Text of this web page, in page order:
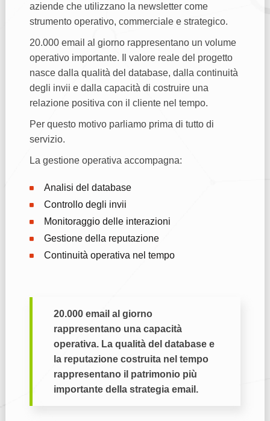
aziende che utilizzano la newsletter come
strumento operativo, commerciale e strategico.
20.000 email al giorno rappresentano un volume
operativo importante. Il valore reale del progetto
nasce dalla qualità del database, dalla continuità
degli invii e dalla capacità di costruire una
relazione positiva con il cliente nel tempo.
Per questo motivo parliamo prima di tutto di
servizio.
La gestione operativa accompagna:
Analisi del database
Controllo degli invii
Monitoraggio delle interazioni
Gestione della reputazione
Continuità operativa nel tempo
20.000 email al giorno
rappresentano una capacità
operativa. La qualità del database e
la reputazione costruita nel tempo
rappresentano il patrimonio più
importante della strategia email.